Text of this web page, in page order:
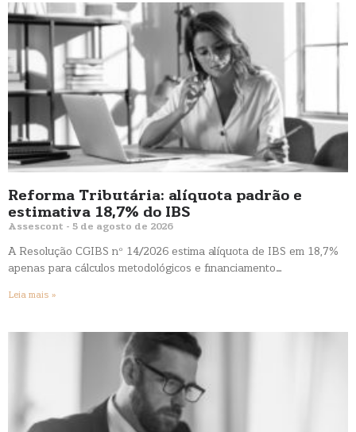
Reforma Tributária: alíquota padrão e
estimativa 18,7% do IBS
Assescont 5 de agosto de 2026
A Resolução CGIBS nº 14/2026 estima alíquota de IBS em 18,7%
apenas para cálculos metodológicos e financiamento…
Leia mais »